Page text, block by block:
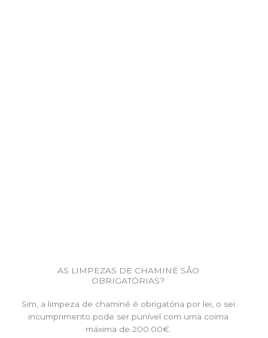
AS LIMPEZAS DE CHAMINÉ SÃO
OBRIGATÓRIAS?
Sim, a limpeza de chaminé é obrigatória por lei, o sei
incumprimento pode ser punível com uma coima
máxima de 200.00€.